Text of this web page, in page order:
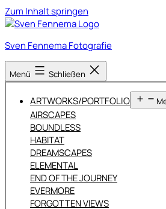
Zum Inhalt springen
Sven Fennema Fotografie
Menü Schließen
ARTWORKS/PORTFOLIO
AIRSCAPES
BOUNDLESS
HABITAT
DREAMSCAPES
ELEMENTAL
END OF THE JOURNEY
EVERMORE
FORGOTTEN VIEWS